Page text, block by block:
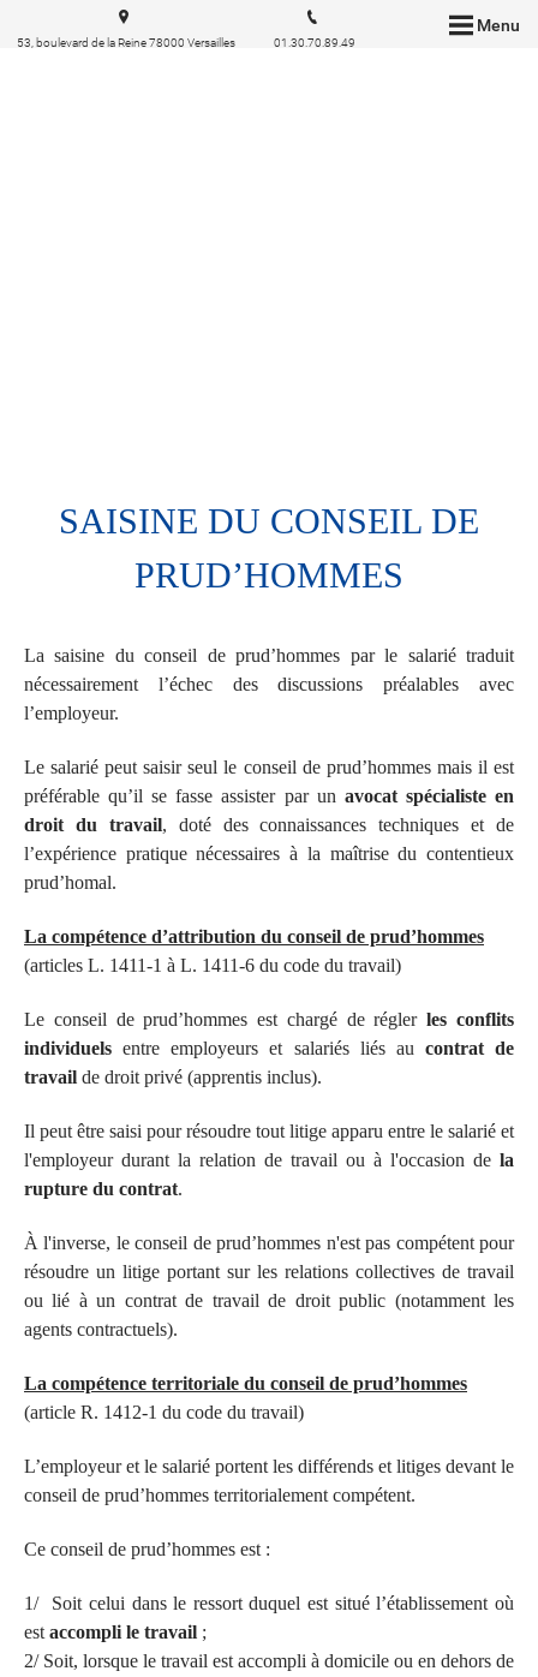
Menu
53, boulevard de la Reine 78000 Versailles 01.30.70.89.49
SAISINE DU CONSEIL DE
PRUD’HOMMES
La saisine du conseil de prud’hommes par le salarié traduit
nécessairement l’échec des discussions préalables avec
l’employeur.
Le salarié peut saisir seul le conseil de prud’hommes mais il est
préférable qu’il se fasse assister par un avocat spécialiste en
droit du travail, doté des connaissances techniques et de
l’expérience pratique nécessaires à la maîtrise du contentieux
prud’homal.
La compétence d’attribution du conseil de prud’hommes
(articles L. 1411-1 à L. 1411-6 du code du travail)
Le conseil de prud’hommes est chargé de réglerles conflits
individuels entre employeurs et salariés liés au contrat de
travail de droit privé (apprentis inclus).
Il peut être saisi pour résoudre tout litige apparu entre le salarié et
l'employeur durant la relation de travail ou à l'occasion de la
rupture du contrat.
À l'inverse, le conseil de prud’hommes n'est pas compétent pour
résoudre un litige portant sur les relations collectives de travail
ou lié à un contrat de travail de droit public (notamment les
agents contractuels).
La compétence territoriale du conseil de prud’hommes
(article R. 1412-1 du code du travail)
L’employeur et le salarié portent les différends et litiges devant le
conseil de prud’hommes territorialement compétent.
Ce conseil de prud’hommes est :
1/ Soit celui dans le ressort duquel est situé l’établissement où
est accompli le travail ;
2/ Soit, lorsque le travail est accompli à domicile ou en dehors de